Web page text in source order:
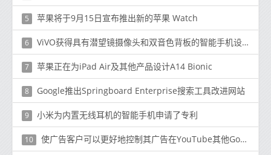
5 苹果将于9月15日宣布推出新的苹果 Watch
6 ViVO获得具有潜望镜摄像头和双音色背板的智能手机设计专利
7 苹果正在为iPad Air及其他产品设计A14 Bionic
8 Google推出Springboard Enterprise搜索工具改进网站
9 小米为内置无线耳机的智能手机申请了专利
10 使广告客户可以更好地控制其广告在YouTube其他Google网站上的放置位置